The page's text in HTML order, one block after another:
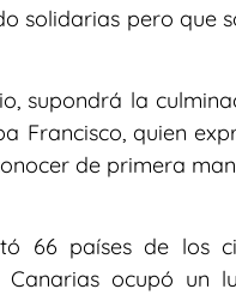
solidarias pero que
supondrá la
Francisco, quien
de primera
66 países de los
ocupó un